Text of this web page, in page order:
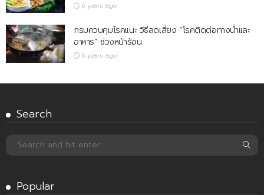
6 years ago
กรมควบคุมโรคแนะ วิธีลดเสี่ยง “โรคติดต่อทางน้ำและ
อาหาร” ช่วงหน้าร้อน
6 years ago
Search
Popular